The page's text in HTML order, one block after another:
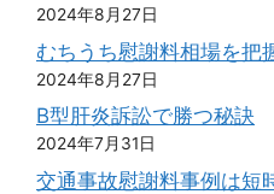
2024年8月27日
むちうち慰謝料相場を把
2024年8月27日
B型肝炎訴訟で勝つ秘訣
2024年7月31日
交通事故慰謝料事例は短